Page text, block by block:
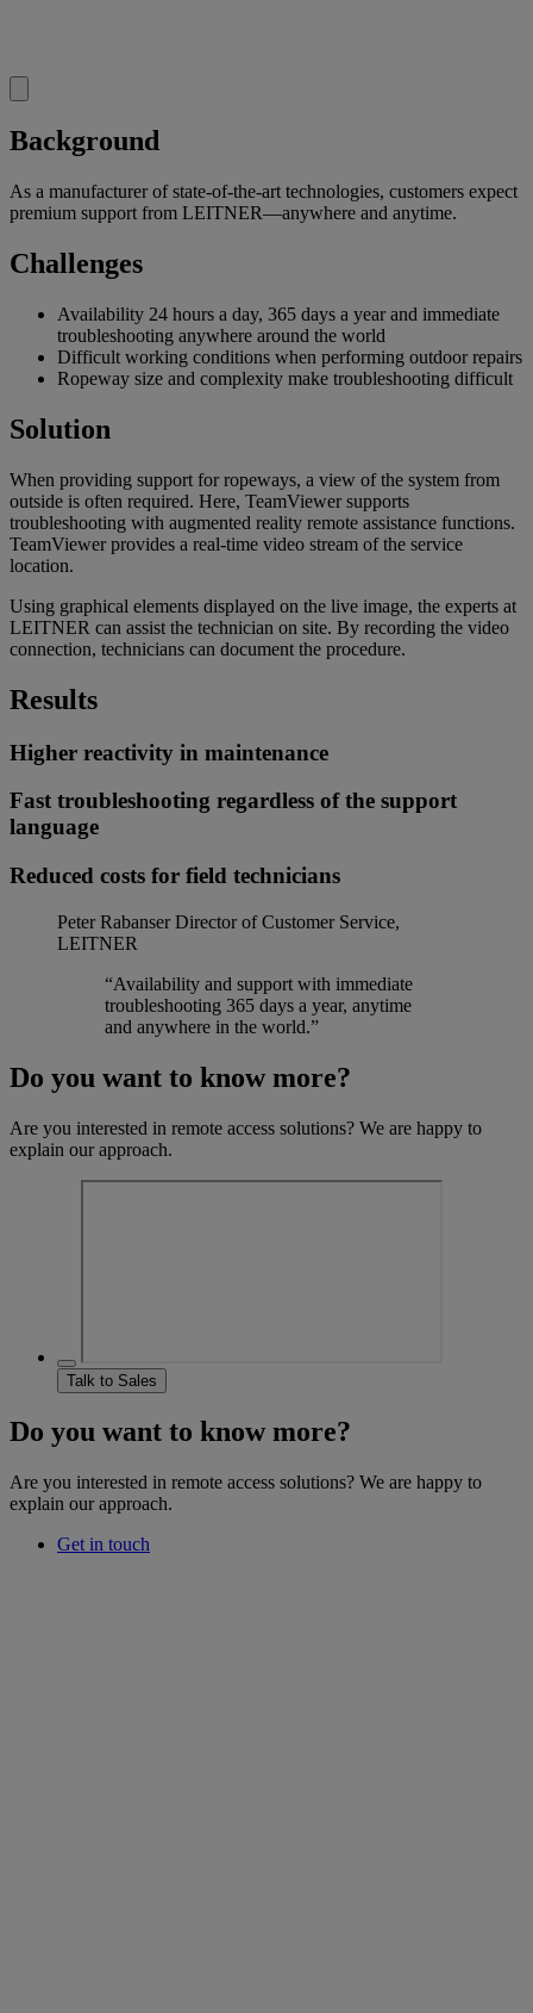
Background
As a manufacturer of state-of-the-art technologies, customers expect
premium support from LEITNER—anywhere and anytime.
Challenges
Availability 24 hours a day, 365 days a year and immediate
troubleshooting anywhere around the world
Difficult working conditions when performing outdoor repairs
Ropeway size and complexity make troubleshooting difficult
Solution
When providing support for ropeways, a view of the system from
outside is often required. Here, TeamViewer supports
troubleshooting with augmented reality remote assistance functions.
TeamViewer provides a real-time video stream of the service
location.
Using graphical elements displayed on the live image, the experts at
LEITNER can assist the technician on site. By recording the video
connection, technicians can document the procedure.
Results
Higher reactivity in maintenance
Fast troubleshooting regardless of the support
language
Reduced costs for field technicians
Peter Rabanser Director of Customer Service,
LEITNER
“Availability and support with immediate
troubleshooting 365 days a year, anytime
and anywhere in the world.”
Do you want to know more?
Are you interested in remote access solutions? We are happy to
explain our approach.
Talk to Sales
Do you want to know more?
Are you interested in remote access solutions? We are happy to
explain our approach.
Get in touch